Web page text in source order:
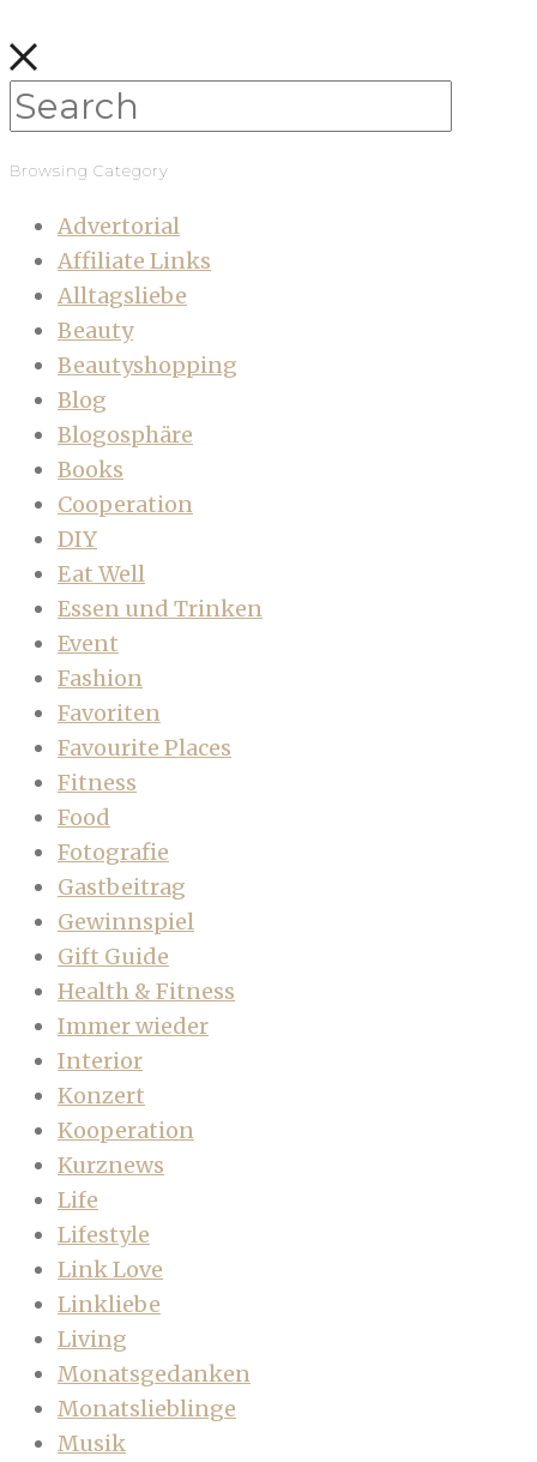
Browsing Category
Advertorial
Affiliate Links
Alltagsliebe
Beauty
Beautyshopping
Blog
Blogosphäre
Books
Cooperation
DIY
Eat Well
Essen und Trinken
Event
Fashion
Favoriten
Favourite Places
Fitness
Food
Fotografie
Gastbeitrag
Gewinnspiel
Gift Guide
Health & Fitness
Immer wieder
Interior
Konzert
Kooperation
Kurznews
Life
Lifestyle
Link Love
Linkliebe
Living
Monatsgedanken
Monatslieblinge
Musik